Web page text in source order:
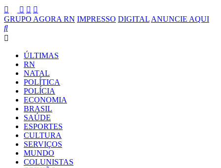
GRUPO AGORA RN IMPRESSO DIGITAL ANUNCIE AQUI
ÚLTIMAS
RN
NATAL
POLÍTICA
POLÍCIA
ECONOMIA
BRASIL
SAÚDE
ESPORTES
CULTURA
SERVIÇOS
MUNDO
COLUNISTAS